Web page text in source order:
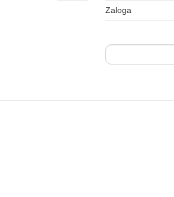
Zaloga